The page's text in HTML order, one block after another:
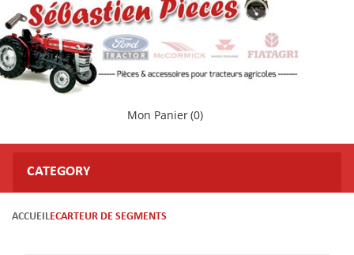
Mon Panier(0)
CATEGORY
ACCUEILECARTEUR DE SEGMENTS